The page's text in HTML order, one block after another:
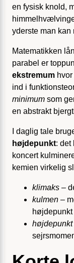
en fysisk knold,
yderste man kan
Matematikken
parabel er
ekstremum
ind i
minimum som
en abstrakt
I daglig tale
højdepunkt: det
koncert
kemien virkelig
klimaks –
kulmen –
højdepunkt
højdepunkt